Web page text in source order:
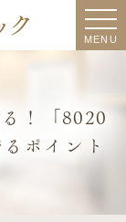
MENU
！「8020
ポイント